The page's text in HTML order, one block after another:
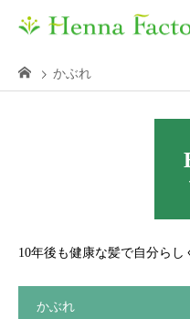
かぶれ
10年後も健康な髪で自分らし
かぶれ